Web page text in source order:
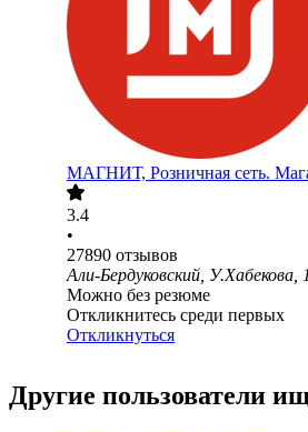
МАГНИТ, Розничная сеть.
3.4
•
27890 отзывов
Али-Бердуковский, У.Хабекова,
Можно без резюме
Откликнитесь среди первых
Откликнуться
Другие пользователи